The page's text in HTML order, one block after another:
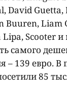
David Guetta,
Buuren, Liam
Scooter
самого
– 139 евро.
85